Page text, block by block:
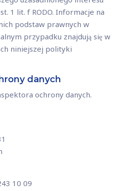
1 lit. f RODO. Informacje na
podstaw prawnych w
przypadku znajdują się w
niniejszej polityki
danych
ochrony danych.
10 09